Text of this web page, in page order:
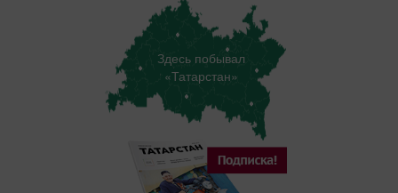
Здесь побывал
«Татарстан»